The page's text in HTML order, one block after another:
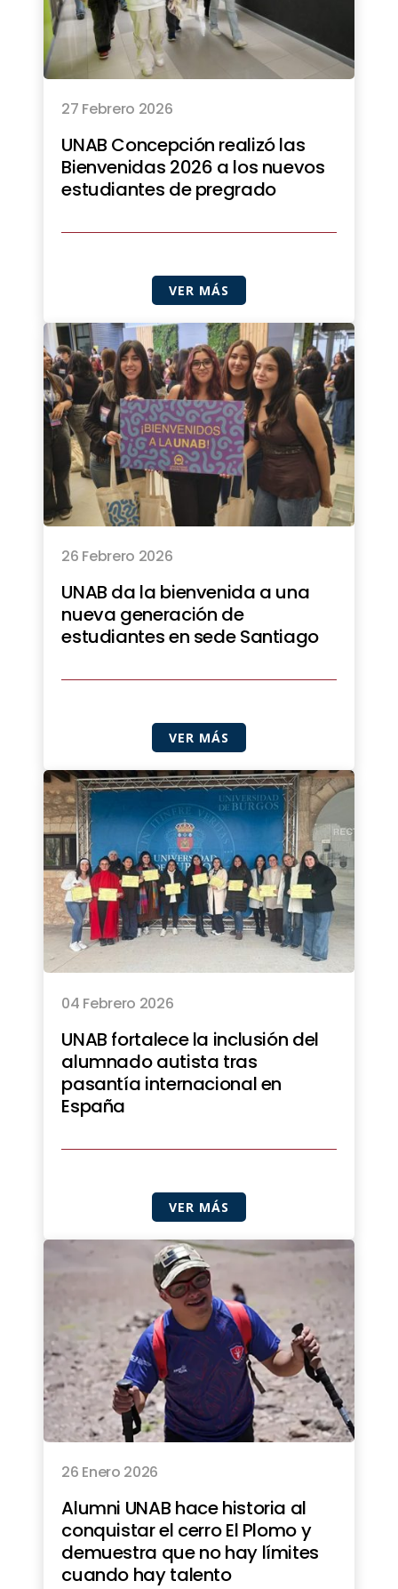
27 Febrero 2026
UNAB Concepción realizó las
Bienvenidas 2026 a los nuevos
estudiantes de pregrado
VER MÁS
26 Febrero 2026
UNAB da la bienvenida a una
nueva generación de
estudiantes en sede Santiago
VER MÁS
04 Febrero 2026
UNAB fortalece la inclusión del
alumnado autista tras
pasantía internacional en
España
VER MÁS
26 Enero 2026
Alumni UNAB hace historia al
conquistar el cerro El Plomo y
demuestra que no hay límites
cuando hay talento